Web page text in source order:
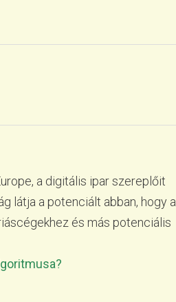
a digitális ipar szereplőit
látja a potenciált abban, hogy a
és más potenciális